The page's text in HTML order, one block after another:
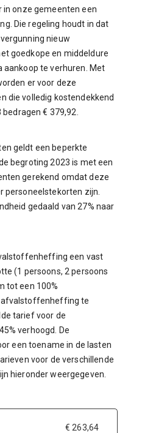
in onze gemeenten een
Die regeling houdt in dat
nieuw
goedkope en middeldure
aankoop te verhuren. Met
er voor deze
die volledig kostendekkend
€ 379,92.
geldt een beperkte
begroting 2023 is met een
gerekend omdat deze
personeelstekorten zijn.
gedaald van 27% naar
een vast
(1 persoons, 2 persoons
tot een 100%
afvalstoffenheffing te
tarief voor de
verhoogd. De
een toename in de lasten
voor de verschillende
hieronder weergegeven.
€ 263,64